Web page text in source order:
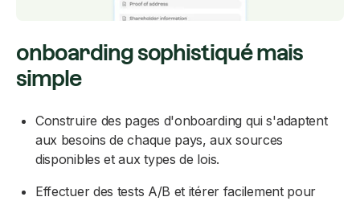
onboarding sophistiqué mais
simple
Construire des pages d'onboarding qui s'adaptent
aux besoins de chaque pays, aux sources
disponibles et aux types de lois.
Effectuer des tests A/B et itérer facilement pour